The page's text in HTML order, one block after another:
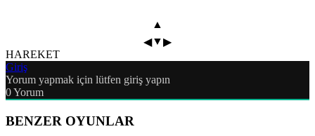
▲
◀▼▶
HAREKET
Giriş
Yorum yapmak için lütfen giriş yapın
0Yorum
BENZER OYUNLAR